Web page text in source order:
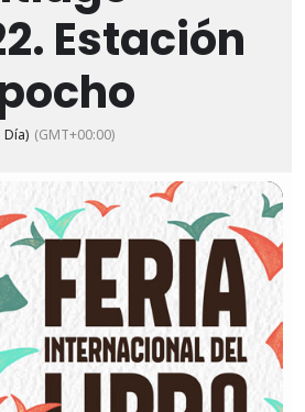
Estación
Día) (GMT+00:00)